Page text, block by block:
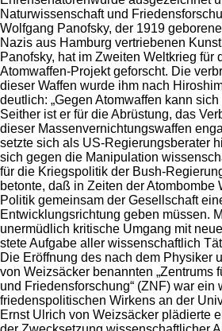
Naturwissenschaft und
Wolfgang Panofsky, der 1919
Nazis aus Hamburg vertriebenen
Panofsky, hat im Zweiten Weltkrieg für
Atomwaffen-Projekt geforscht. Die
dieser Waffen wurde ihm nach
deutlich: „Gegen Atomwaffen kann
Seither ist er für die Abrüstung, das
dieser Massenvernichtungswaffen
setzte sich als US-Regierungsberater
sich gegen die Manipulation
für die Kriegspolitik der Bush-
betonte, daß in Zeiten der Atombombe
Politik gemeinsam der Gesellschaft
Entwicklungsrichtung geben müssen.
unermüdlich kritische Umgang mit
stete Aufgabe aller wissenschaftlich
Die Eröffnung des nach dem Physiker
von Weizsäcker benannten „Zentrums
und Friedensforschung“ (ZNF) war ein
friedenspolitischen Wirkens an der
Ernst Ulrich von Weizsäcker plädierte